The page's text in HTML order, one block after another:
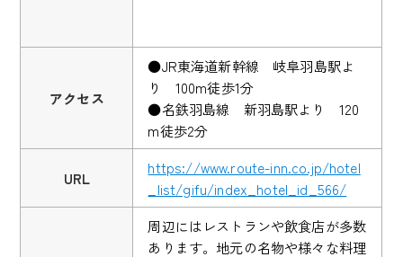
アクセス
●JR東海道新幹線 岐阜羽島駅よ
り 100m徒歩1分
●名鉄羽島線 新羽島駅より 120
m徒歩2分
URL
https://www.route-inn.co.jp/hotel
_list/gifu/index_hotel_id_566/
周辺にはレストランや飲食店が多数
あります。地元の名物や様々な料理